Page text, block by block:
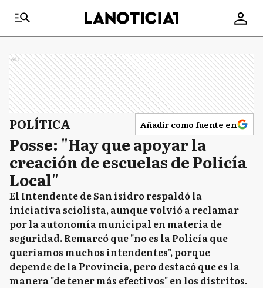
Ads
POLÍTICA Añadir como fuente en
Posse: "Hay que apoyar la
creación de escuelas de Policía
Local"
El Intendente de San isidro respaldó la
iniciativa sciolista, aunque volvió a reclamar
por la autonomía municipal en materia de
seguridad. Remarcó que "no es la Policía que
queríamos muchos intendentes", porque
depende de la Provincia, pero destacó que es la
manera "de tener más efectivos" en los distritos.